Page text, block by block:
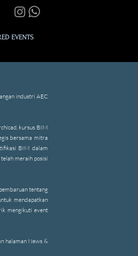
EVENTS
industri AEC
kursus BIM
bersama mitra
BIM dalam
meraih posisi
tentang
mendapatkan
mengikuti event
halaman News &